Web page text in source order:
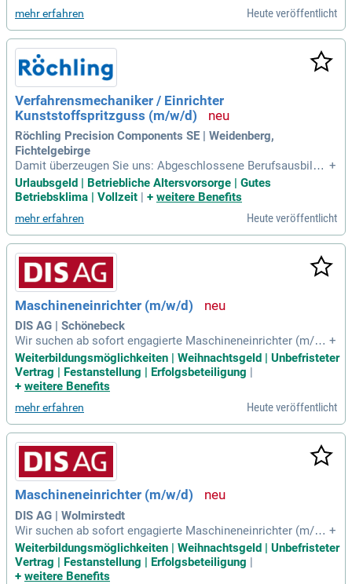
auswahl, -wechsel und -einstellung Durchführung von Progra
mmkorrekturen und Prozessanpassungen
mehr erfahren Heute veröffentlicht
Verfahrensmechaniker / Einrichter
Kunststoffspritzguss (m/w/d)
Röchling Precision Components SE | Weidenberg,
Fichtelgebirge
Damit überzeugen Sie uns: Abgeschlossene Berufsausbildu
ng als Verfahrensmechaniker Kunststoff- und Kautschuktec
hnik oder vergleichbare Qualifikation; Alternativ langjährige r
nrichter im Kunststoffspritzguss
+
Urlaubsgeld | Betriebliche Altersvorsorge | Gutes
Betriebsklima | Vollzeit | + weitere Benefits
mehr erfahren Heute veröffentlicht
Maschineneinrichter (m/w/d)
DIS AG | Schönebeck
Wir suchen ab sofort engagierte Maschineneinrichter (m/w/
d) in Vollzeit. Neben abwechslungsreichen Aufgaben erwart
en dich ein Arbeitsvertrag mit übertariflicher Bezahlung sow
ie eine berufliche Perspektive und Weiterbildungsmöglichke
+
Weiterbildungsmöglichkeiten | Weihnachtsgeld | Unbefristeter
Vertrag | Festanstellung | Erfolgsbeteiligung
+ weitere Benefits
mehr erfahren Heute veröffentlicht
Maschineneinrichter (m/w/d)
DIS AG | Wolmirstedt
Wir suchen ab sofort engagierte Maschineneinrichter (m/w/
d) in Vollzeit. Neben abwechslungsreichen Aufgaben erwart
en dich ein Arbeitsvertrag mit übertariflicher Bezahlung sow
ie eine berufliche Perspektive und Weiterbildungsmöglichke
+
Weiterbildungsmöglichkeiten | Weihnachtsgeld | Unbefristeter
Vertrag | Festanstellung | Erfolgsbeteiligung |
+ weitere Benefits